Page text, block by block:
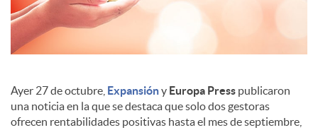
s
Ayer 27 de octubre, Expansióny Europa Press publicaron
una noticia en la que se destaca que solo dos gestoras
ofrecen rentabilidades positivas hasta el mes de septiembre,